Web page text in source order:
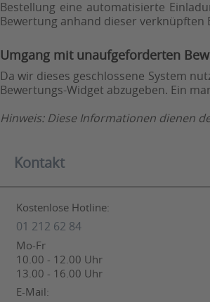
Bestellung eine automatisierte
Bewertung anhand dieser
Umgang mit unaufgeforderten
Da wir dieses geschlossene System
Bewertungs-Widget abzugeben. Ein
Hinweis: Diese Informationen dienen
Kontakt
Kostenlose Hotline:
01 212 62 84
Mo-Fr
10.00 - 12.00 Uhr
13.00 - 16.00 Uhr
E-Mail: